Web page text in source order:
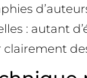
: autant
clairement